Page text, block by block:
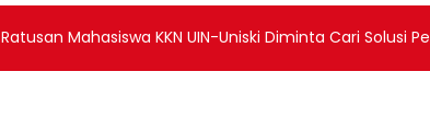
Ratusan Mahasiswa KKN UIN-Uniski Diminta Cari Solusi